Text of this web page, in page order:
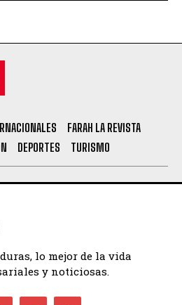
FARAH LA REVISTA
DEPORTES TURISMO
lo mejor de la vida
y noticiosas.